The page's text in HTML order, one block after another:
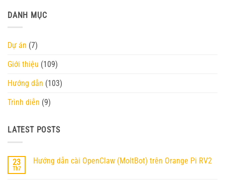
DANH MỤC
Dự án (7)
Giới thiệu (109)
Hướng dẫn (103)
Trình diễn (9)
LATEST POSTS
23
Th7
Hướng dẫn cài OpenClaw (MoltBot) trên Orange Pi RV2